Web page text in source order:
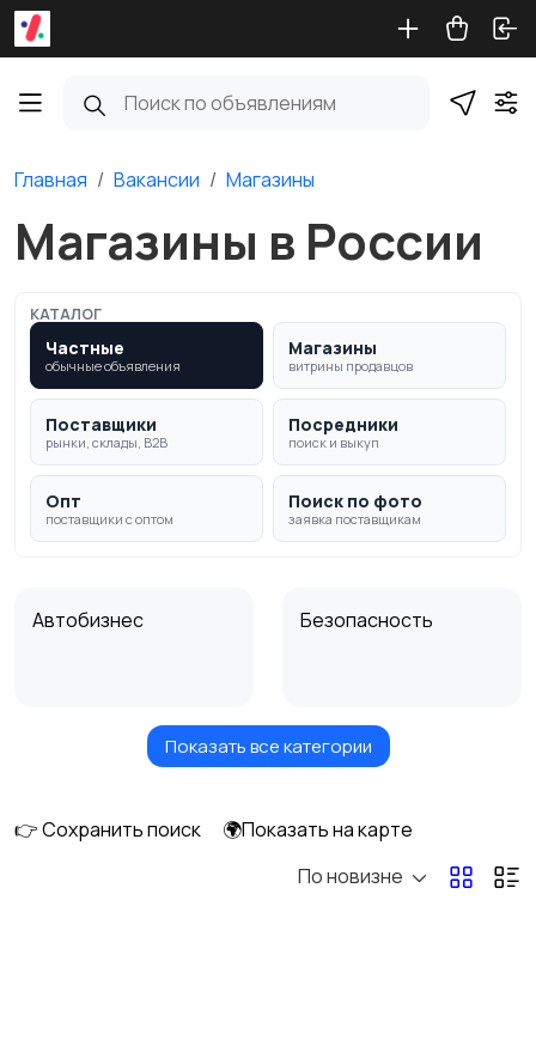
Главная Вакансии Магазины
Магазины в России
КАТАЛОГ
Частные
обычные объявления
Магазины
витрины продавцов
Поставщики
рынки, склады, B2B
Посредники
поиск и выкуп
Опт
поставщики с оптом
Поиск по фото
заявка поставщикам
Автобизнес Безопасность
Бытовые услуги и
Высший менеджмент
Показать все категории
👉 Сохранить поиск
🌍Показать на карте
По новизне